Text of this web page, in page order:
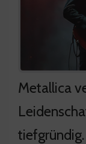
Metallica